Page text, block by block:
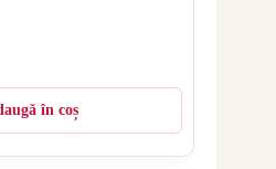
în coș